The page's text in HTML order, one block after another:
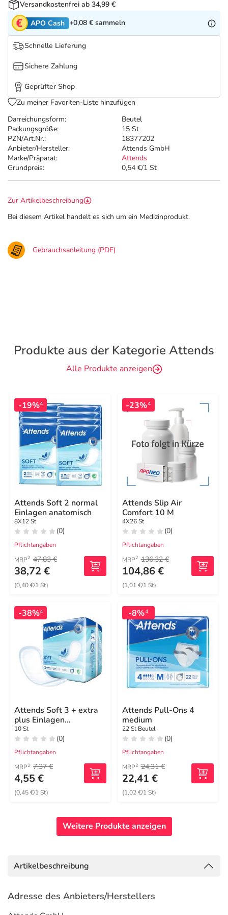
Tierapotheke
Vitamine & Mineralstoffe
Marken
Salus Deals
Darreichungsform:
Beutel
Packungsgröße:
15 St
PZN/Art.Nr.:
18377202
Anbieter/Hersteller:
Attends GmbH
Marke/Präparat:
Attends
Grundpreis:
0,54 €/1 St
Versandkostenfrei ab 34,99 €
APO Cash +0,08 € sammeln
Schnelle Lieferung
Sichere Zahlung
Geprüfter Shop
Zu meiner Favoriten-Liste hinzufügen
Zur Artikelbeschreibung
Bei diesem Artikel handelt es sich um ein Medizinprodukt.
Gebrauchsanleitung (PDF)
Produkte aus der Kategorie Attends
Alle Produkte anzeigen
-19%4
Attends Soft 2 normal
Einlagen anatomisch
8X12 St
(0)
Pflichtangaben
MRP2 47,83 €
38,72 €
(0,40 €/1 St)
-23%4
Attends Slip Air
Comfort 10 M
4X26 St
(0)
Pflichtangaben
MRP2 136,32 €
104,86 €
(1,01 €/1 St)
-38%4
Attends Soft 3 + extra
plus Einlagen
anatomisch
10 St
(0)
Pflichtangaben
MRP2 7,37 €
4,55 €
(0,45 €/1 St)
-8%4
Attends Pull-Ons 4
medium
22 St Beutel
(0)
Pflichtangaben
MRP2 24,31 €
22,41 €
(1,02 €/1 St)
Weitere Produkte anzeigen
Artikelbeschreibung
Adresse des Anbieters/Herstellers